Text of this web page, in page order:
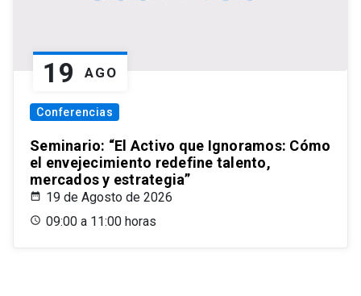
19 AGO
Conferencias
Seminario: “El Activo que Ignoramos: Cómo
el envejecimiento redefine talento,
mercados y estrategia”
19 de Agosto de 2026
09:00 a 11:00 horas